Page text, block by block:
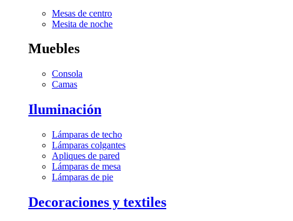
Mesas de centro
Mesita de noche
Muebles
Consola
Camas
Iluminación
Lámparas de techo
Lámparas colgantes
Apliques de pared
Lámparas de mesa
Lámparas de pie
Decoraciones y textiles